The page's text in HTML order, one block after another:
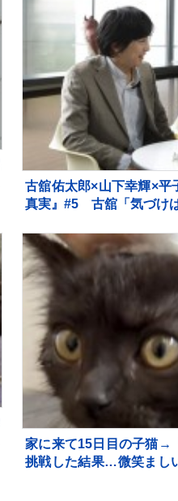
古舘佑太郎×山下幸輝×
真実』#5 古舘「気づけ
家に来て15日目の子猫→
挑戦した結果…微笑まし